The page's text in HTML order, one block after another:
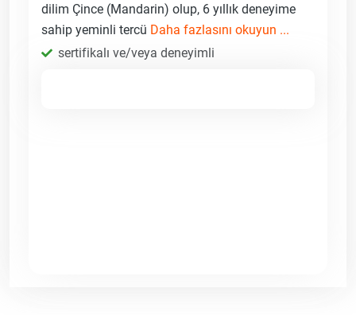
dilim Çince (Mandarin) olup, 6 yıllık deneyime
sahip yeminli tercü Daha fazlasını okuyun ...
sertifikalı ve/veya deneyimli